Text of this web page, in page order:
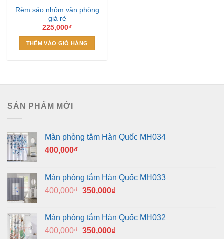
Rèm sáo nhôm văn phòng
giá rẻ
225,000₫
THÊM VÀO GIỎ HÀNG
SẢN PHẨM MỚI
Màn phòng tắm Hàn Quốc MH034
400,000₫
Màn phòng tắm Hàn Quốc MH033
400,000₫ Giá
400,000₫.
350,000₫Giá
là:
350,000₫.
Màn phòng tắm Hàn Quốc MH032
400,000₫ Giá
350,000₫Giá